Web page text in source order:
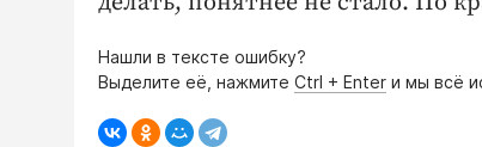
Нашли в тексте ошибку?
Выделите её, нажмите Ctrl + Enter и мы всё